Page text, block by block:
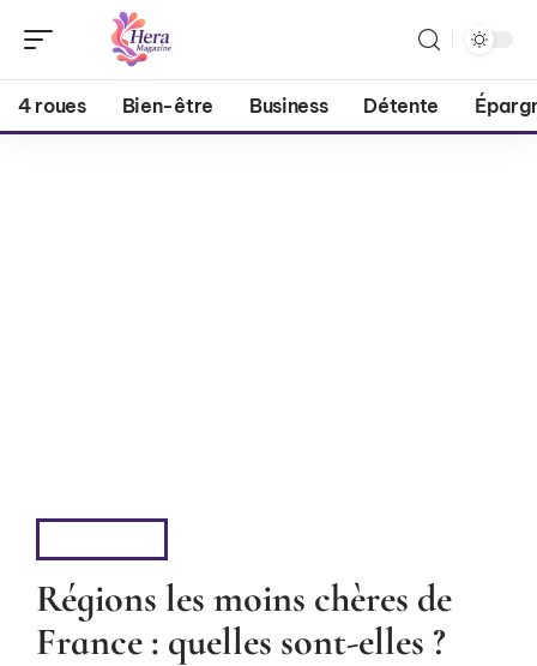
4 roues Bien-être Business Détente
Régions les moins chères de
France : quelles sont-elles ?